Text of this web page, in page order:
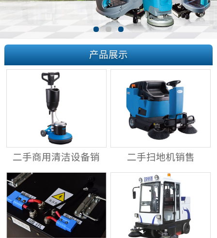
产品展示
二手商用清洁设备销
二手扫地机销售